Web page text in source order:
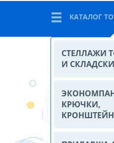
КАТАЛОГ
СТЕЛЛАЖИ
И
КРЮЧКИ,